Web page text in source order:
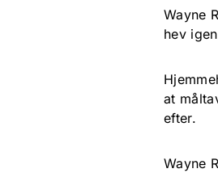
Wayne
hev
at
efter.
Wayne